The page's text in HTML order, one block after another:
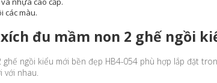
các màu.
đu mầm non 2 ghế ngồi
ghế ngồi kiểu mới bền đẹp HB4-054 phù hợp lắp đặt
với nhau.